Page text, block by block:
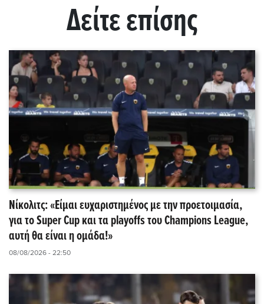
Δείτε επίσης
Νίκολιτς: «Είμαι ευχαριστημένος με την προετοιμασία,
για το Super Cup και τα playoffs του Champions League,
αυτή θα είναι η ομάδα!»
08/08/2026 - 22:50